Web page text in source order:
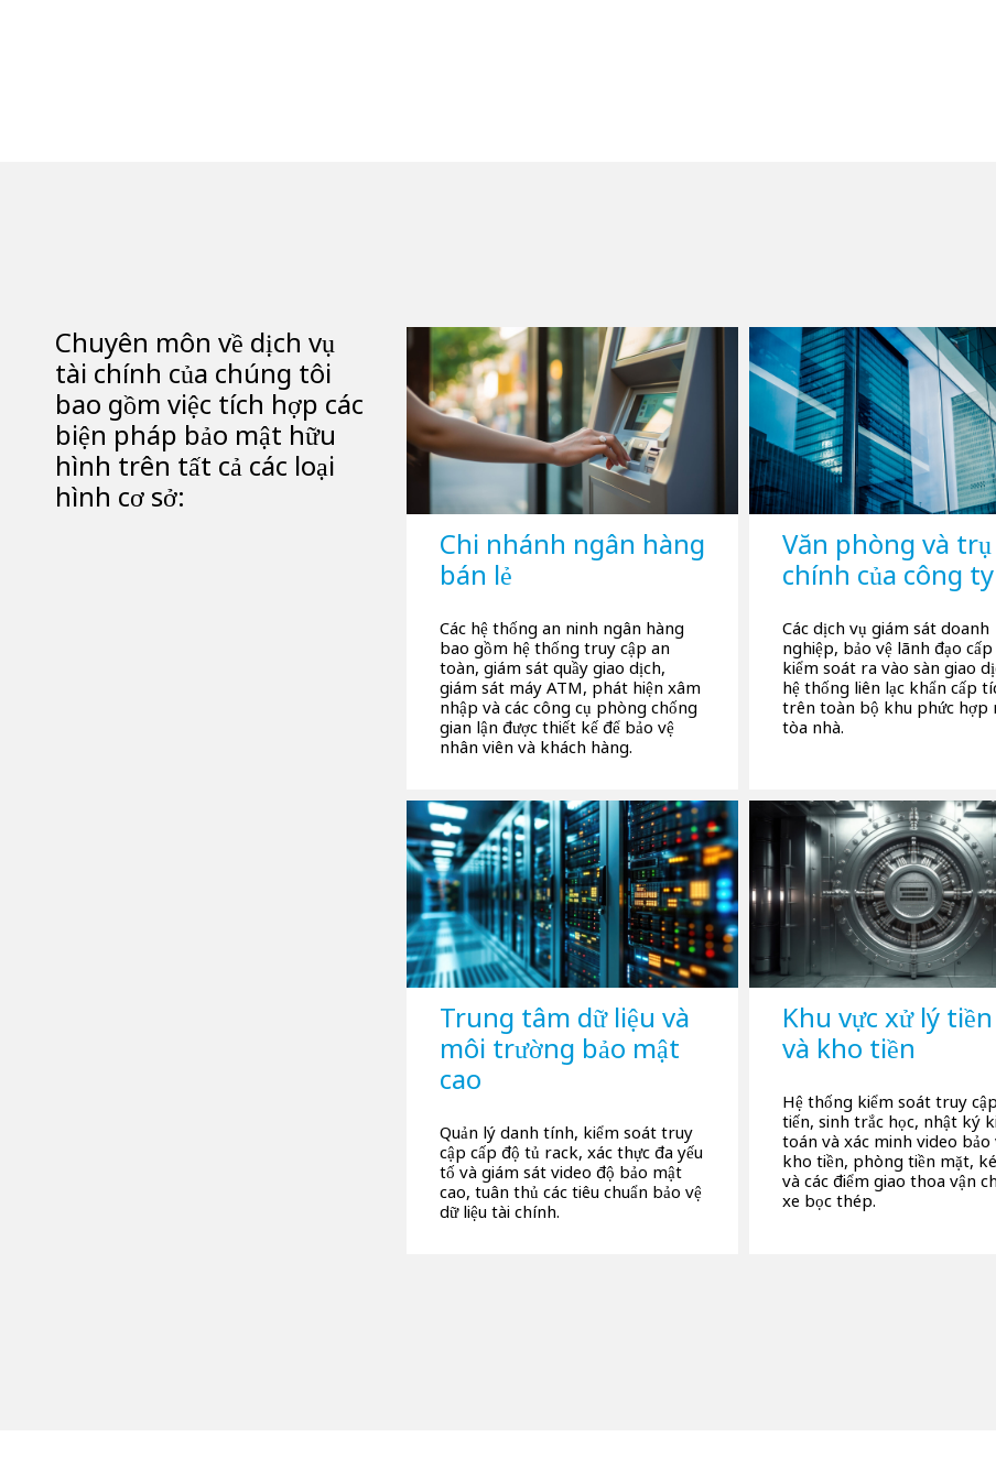
Chuyên môn về dịch vụ
tài chính của chúng tôi
bao gồm việc tích hợp các
biện pháp bảo mật hữu
hình trên tất cả các loại
hình cơ sở:
Chi nhánh ngân hàng
bán lẻ
Các hệ thống an ninh ngân hàng
bao gồm hệ thống truy cập an
toàn, giám sát quầy giao dịch,
giám sát máy ATM, phát hiện xâm
nhập và các công cụ phòng chống
gian lận được thiết kế để bảo vệ
nhân viên và khách hàng.
Văn phòng và trụ
chính của công ty
Các dịch vụ giám sát doanh
nghiệp, bảo vệ lãnh đạo cấp
kiểm soát ra vào sàn giao
hệ thống liên lạc khẩn cấp
trên toàn bộ khu phức hợp
tòa nhà.
Trung tâm dữ liệu và
môi trường bảo mật
cao
Quản lý danh tính, kiểm soát truy
cập cấp độ tủ rack, xác thực đa yếu
tố và giám sát video độ bảo mật
cao, tuân thủ các tiêu chuẩn bảo vệ
dữ liệu tài chính.
Khu vực xử lý
và kho tiền
Hệ thống kiểm soát truy
tiến, sinh trắc học, nhật ký
toán và xác minh video bảo
kho tiền, phòng tiền mặt,
và các điểm giao thoa vận
xe bọc thép.